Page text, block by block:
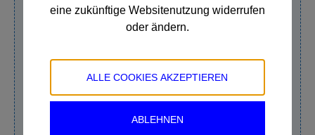
eine zukünftige Websitenutzung widerrufen
oder ändern.
ALLE COOKIES AKZEPTIEREN
ABLEHNEN